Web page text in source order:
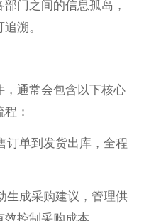
门之间的信息孤岛，
溯。
通常会包含以下核心
：
单到发货出库，全程
生成采购建议，管理供